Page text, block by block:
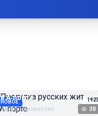
НОВОЕ 1923
Прогулка русских жителей
в А‑порте
Автор неизвестен 38